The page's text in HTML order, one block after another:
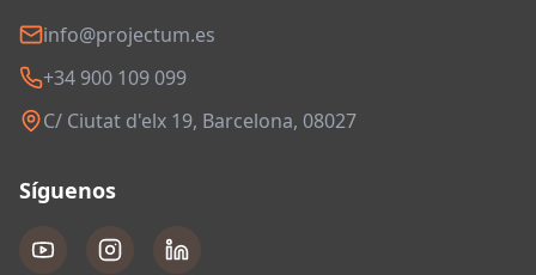
info@projectum.es
+34 900 109 099
C/ Ciutat d'elx 19, Barcelona, 08027
Síguenos